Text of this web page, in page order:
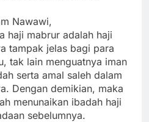
Nawawi,
haji mabrur adalah haji
tampak jelas bagi para
tak lain menguatnya iman
serta amal saleh dalam
Dengan demikian, maka
menunaikan ibadah haji
sebelumnya.